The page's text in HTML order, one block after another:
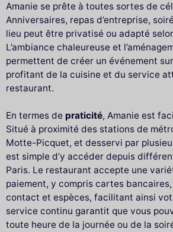
Amanie se prête à toutes sortes de
Anniversaires, repas d’entreprise,
lieu peut être privatisé ou adapté
L’ambiance chaleureuse et
permettent de créer un événement
profitant de la cuisine et du service
restaurant.
En termes de praticité, Amanie est
Situé à proximité des stations de
Motte-Picquet, et desservi par
est simple d’y accéder depuis
Paris. Le restaurant accepte une
paiement, y compris cartes
contact et espèces, facilitant ainsi
service continu garantit que vous
toute heure de la journée ou de la